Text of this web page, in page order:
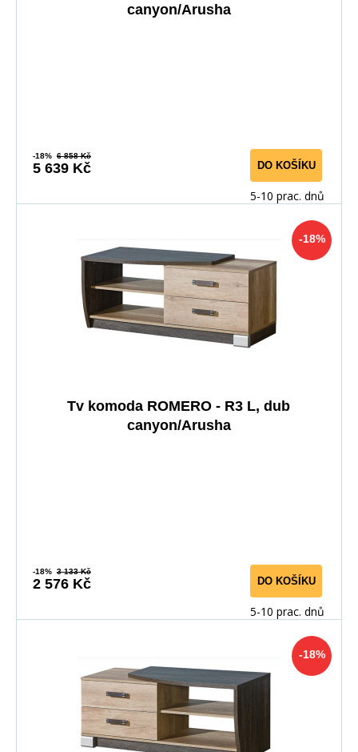
canyon/Arusha
-18% 6 858 Kč
5 639 Kč DO KOŠÍKU
5-10 prac. dnů
-18%
Tv komoda ROMERO - R3 L, dub
canyon/Arusha
-18% 3 133 Kč
2 576 Kč DO KOŠÍKU
5-10 prac. dnů
-18%